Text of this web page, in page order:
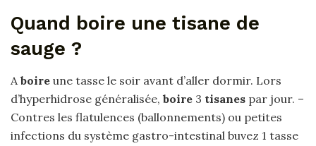
Quand boire une tisane de
sauge ?
Aboire une tasse le soir avant d’aller dormir. Lors
d’hyperhidrose généralisée, boire 3 tisanes par jour. –
Contres les flatulences (ballonnements) ou petites
infections du système gastro-intestinal buvez 1 tasse